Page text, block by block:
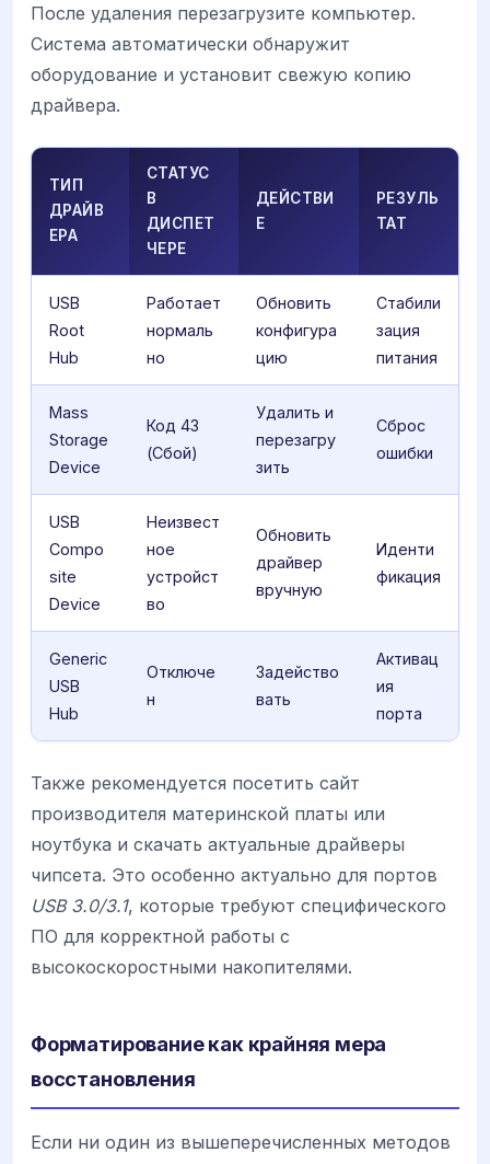
После удаления перезагрузите компьютер.
Система автоматически обнаружит
оборудование и установит свежую копию
драйвера.
ТИП
ДРАЙВ
ЕРА
СТАТУС
В
ДИСПЕТ
ЧЕРЕ
ДЕЙСТВИ
Е
РЕЗУЛЬ
ТАТ
USB
Root
Hub
Работает
нормаль
но
Обновить
конфигура
цию
Стабили
зация
питания
Mass
Storage
Device
Код 43
(Сбой)
Удалить и
перезагру
зить
Сброс
ошибки
USB
Compo
site
Device
Неизвест
ное
устройст
во
Обновить
драйвер
вручную
Иденти
фикация
Generic
USB
Hub
Отключе
н
Задейство
вать
Активац
ия
порта
Также рекомендуется посетить сайт
производителя материнской платы или
ноутбука и скачать актуальные драйверы
чипсета. Это особенно актуально для портов
USB 3.0/3.1, которые требуют специфического
ПО для корректной работы с
высокоскоростными накопителями.
Форматирование как крайняя мера
восстановления
Если ни один из вышеперечисленных методов